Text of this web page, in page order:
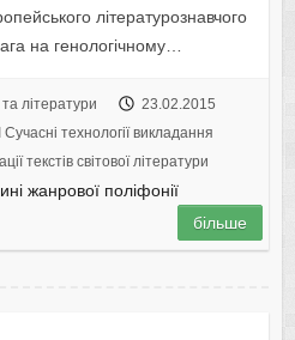
літературознавчого
на генологічному…
літератури
23.02.2015
I Cучасні технології викладання
текстів світової літератури
жанрової поліфонії
більше